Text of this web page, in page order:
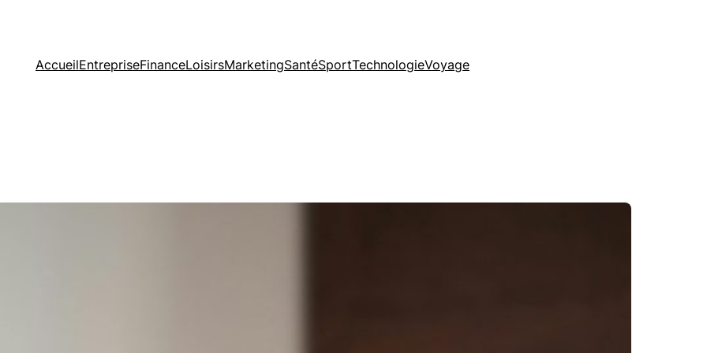
AccueilEntrepriseFinanceLoisirsMarketingSantéSportTechnologieVoyage